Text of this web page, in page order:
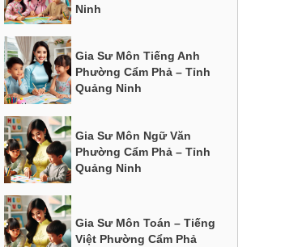
Ninh
Gia Sư Môn Tiếng Anh
Phường Cẩm Phả – Tỉnh
Quảng Ninh
Gia Sư Môn Ngữ Văn
Phường Cẩm Phả – Tỉnh
Quảng Ninh
Gia Sư Môn Toán – Tiếng
Việt Phường Cẩm Phả